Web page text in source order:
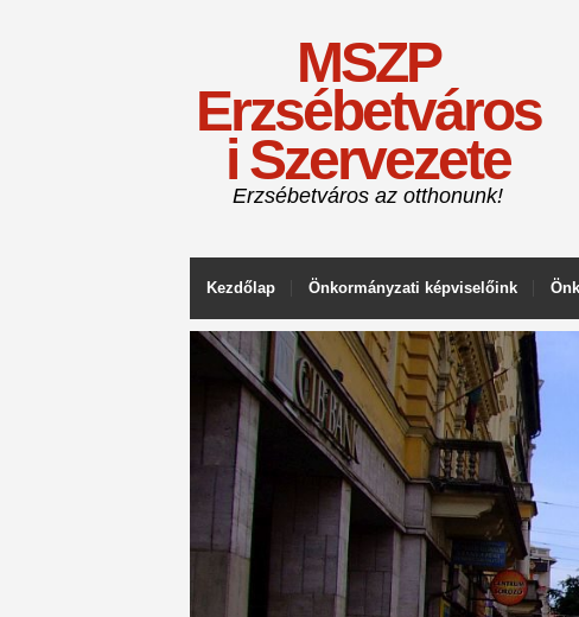
MSZP
Erzsébetváros
i Szervezete
Erzsébetváros az otthonunk!
Kezdőlap Önkormányzati képviselőink